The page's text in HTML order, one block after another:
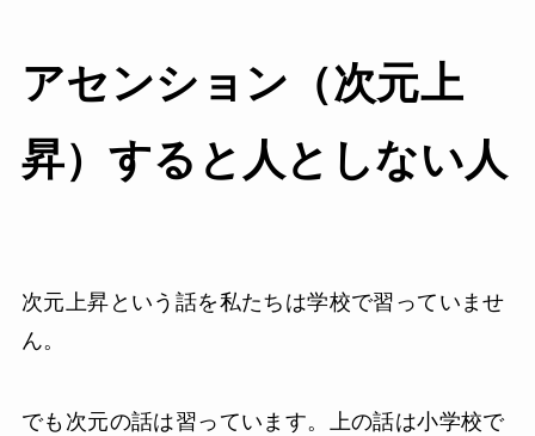
アセンション（次元上
昇）すると人としない人
次元上昇という話を私たちは学校で習っていませ
ん。
でも次元の話は習っています。上の話は小学校で